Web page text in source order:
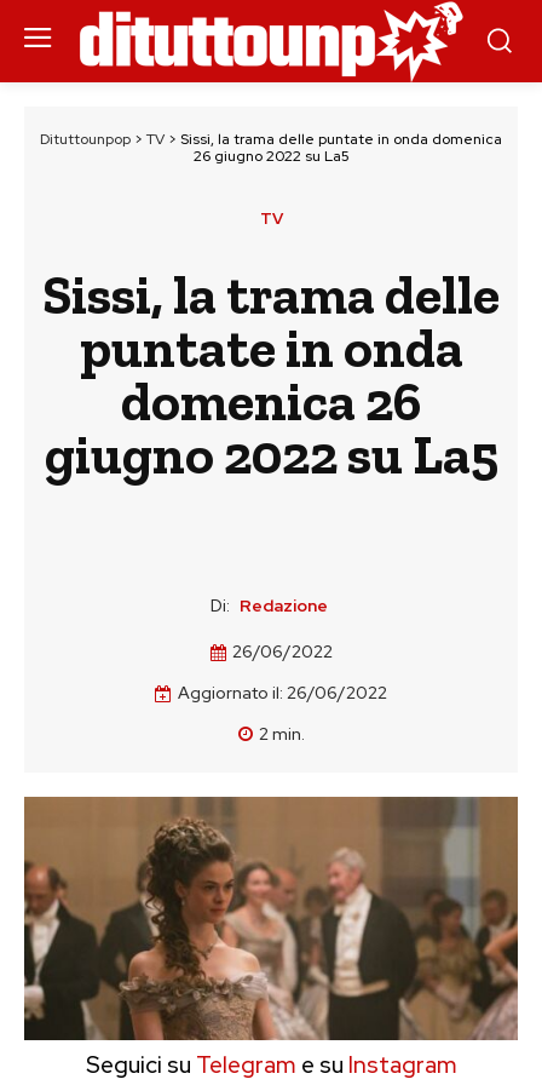
Dituttounpop > TV > Sissi, la trama delle puntate in onda domenica
26 giugno 2022 su La5
TV
Sissi, la trama delle
puntate in onda
domenica 26
giugno 2022 su La5
Di: Redazione
26/06/2022
Aggiornato il: 26/06/2022
2min.
Seguici su Telegram e su Instagram